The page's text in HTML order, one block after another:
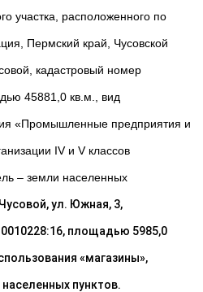
участка, расположенного по
Пермский край, Чусовской
кадастровый номер
45881,0 кв.м., вид
«Промышленные предприятия и
IV и V классов
– земли населенных
ул. Южная, 3,
площадью 5985,0
«магазины»,
пунктов.